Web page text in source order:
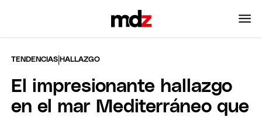
TENDENCIAS |HALLAZGO
El impresionante hallazgo
en el mar Mediterráneo que